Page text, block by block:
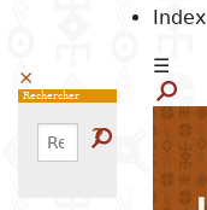
Index
☰
×
Rechercher
Rechercher
Rechercher
?